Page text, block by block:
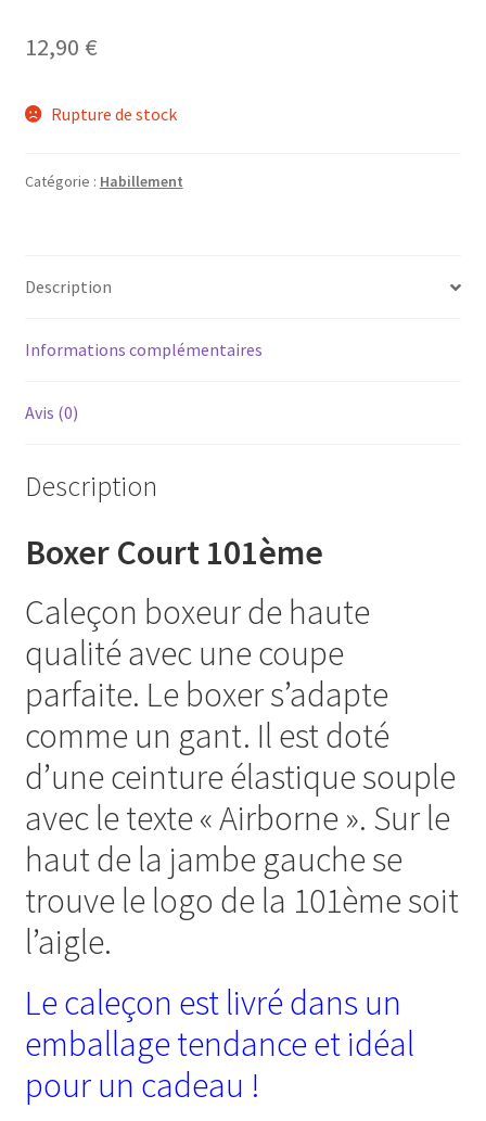
12,90 €
Rupture de stock
Catégorie : Habillement
Description
Informations complémentaires
Avis (0)
Description
Boxer Court 101ème
Caleçon boxeur de haute
qualité avec une coupe
parfaite. Le boxer s’adapte
comme un gant. Il est doté
d’une ceinture élastique souple
avec le texte « Airborne ». Sur le
haut de la jambe gauche se
trouve le logo de la 101ème soit
l’aigle.
Le caleçon est livré dans un
emballage tendance et idéal
pour un cadeau !